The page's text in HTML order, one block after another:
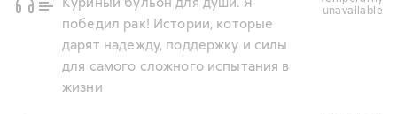
победил рак! Истории, которые
дарят надежду, поддержку и силы
для самого сложного испытания в
жизни
unavailable